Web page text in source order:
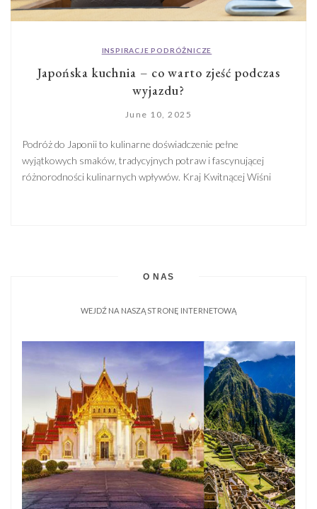
INSPIRACJE PODRÓŻNICZE
Japońska kuchnia – co warto zjeść podczas
wyjazdu?
June 10, 2025
Podróż do Japonii to kulinarne doświadczenie pełne
wyjątkowych smaków, tradycyjnych potraw i fascynującej
różnorodności kulinarnych wpływów. Kraj Kwitnącej Wiśni
O NAS
WEJDŹ NA NASZĄ STRONĘ INTERNETOWĄ